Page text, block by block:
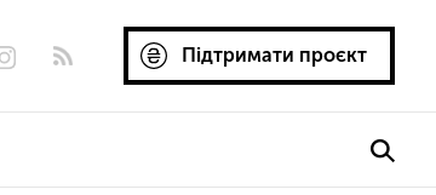
Підтримати проєкт